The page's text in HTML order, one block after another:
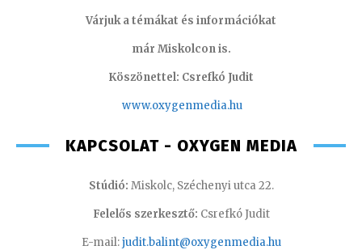
Várjuk a témákat és információkat
már Miskolcon is.
Köszönettel: Csrefkó Judit
www.oxygenmedia.hu
KAPCSOLAT - OXYGEN MEDIA
Stúdió: Miskolc, Széchenyi utca 22.
Felelős szerkesztő: Csrefkó Judit
E-mail:judit.balint@oxygenmedia.hu